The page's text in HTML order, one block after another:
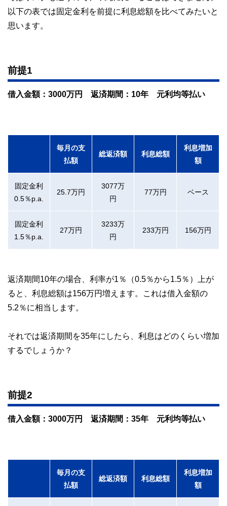
以下の表では固定金利を前提に利息総額を比べてみたいと
思います。
前提1
借入金額：3000万円 返済期間：10年 元利均等払い
毎月の支
払額
総返済額 利息総額
利息増加
額
固定金利
0.5％p.a.
25.7万円
3077万
円
77万円 ベース
固定金利
1.5％p.a.
27万円
3233万
円
233万円 156万円
返済期間10年の場合、利率が1％（0.5％から1.5％）上が
ると、利息総額は156万円増えます。これは借入金額の
5.2％に相当します。
それでは返済期間を35年にしたら、利息はどのくらい増加
するでしょうか？
前提2
借入金額：3000万円 返済期間：35年 元利均等払い
毎月の支
払額
総返済額 利息総額
利息増加
額